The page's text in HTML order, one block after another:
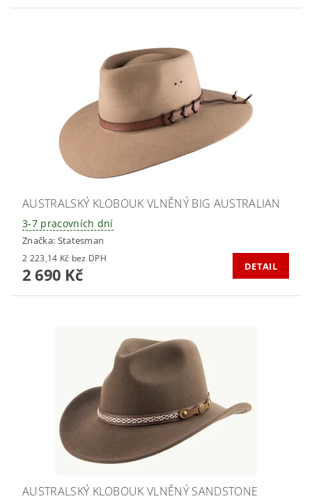
AUSTRALSKÝ KLOBOUK VLNĚNÝ BIG AUSTRALIAN
3-7 pracovních dní
Značka: Statesman
2 223,14 Kč bez DPH
2 690 Kč DETAIL
AUSTRALSKÝ KLOBOUK VLNĚNÝ SANDSTONE